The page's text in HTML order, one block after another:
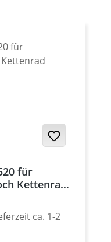
für
Kettenrad
ca. 1-2